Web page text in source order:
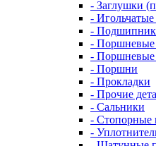
- Заглушки
-
-
- Поршневые
- Поршневые
- Поршни
- Прокладки
- Прочие
- Сальники
- Стопорные
-